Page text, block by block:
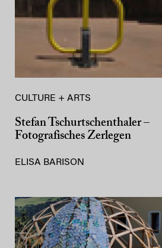
CULTURE + ARTS
Stefan Tschurtschenthaler –
Fotografisches Zerlegen
ELISA BARISON